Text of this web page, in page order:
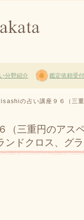
分野紹介 鑑定依頼受
の占い講座９６（三
（三重円のアス
ドクロス、グラ